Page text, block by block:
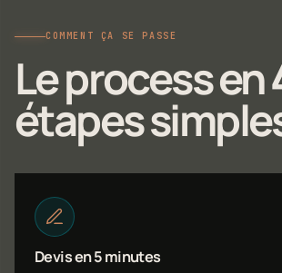
COMMENT ÇA SE PASSE
Le process en
étapes
Devis en 5 minutes